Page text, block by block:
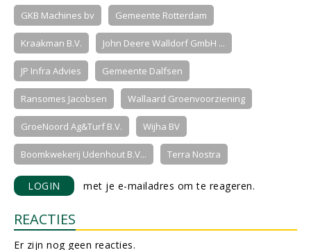
GKB Machines bv Gemeente Rotterdam
Kraakman B.V. John Deere Walldorf GmbH ...
JP Infra Advies Gemeente Dalfsen
Ransomes Jacobsen Wallaard Groenvoorziening
GroeNoord Ag&Turf B.V. Wijha BV
Boomkwekerij Udenhout B.V... Terra Nostra
LOGIN met je e-mailadres om te reageren.
REACTIES
Er zijn nog geen reacties.